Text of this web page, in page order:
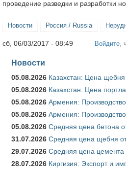
проведение разведки и разработки
Новости Россия / Russia
сб, 06/03/2017 - 08:49 Войдите
Новости
05.08.2026 Казахстан: Цена
05.08.2026 Казахстан: Цена
05.08.2026 Армения:
05.08.2026 Армения:
05.08.2026 Средняя цена бетона
31.07.2026 Средняя цена щебня
29.07.2026 Средняя цена цемента
28.07.2026 Киргизия: Экспорт и